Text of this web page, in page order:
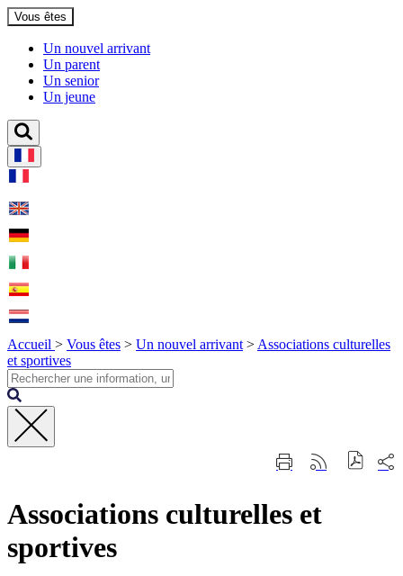
Vous êtes
Un nouvel arrivant
Un parent
Un senior
Un jeune
Accueil > Vous êtes > Un nouvel arrivant > Associations culturelles
et sportives
Fermer
ImprimerGénérer
RSS
sur
Associations culturelles et
sportives